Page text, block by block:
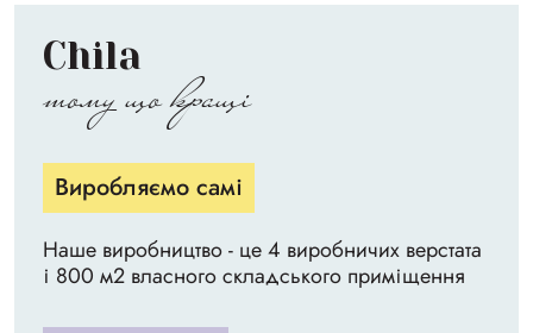
Chila
тому що кращі
Виробляємо самі
Наше виробництво - це 4 виробничих верстата
і 800 м2 власного складського приміщення